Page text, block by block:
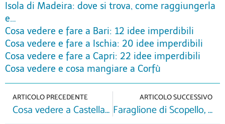
Isola di Madeira: dove si trova, come raggiungerla
e…
Cosa vedere e fare a Bari: 12 idee imperdibili
Cosa vedere e fare a Ischia: 20 idee imperdibili
Cosa vedere e fare a Capri: 22 idee imperdibili
Cosa vedere e cosa mangiare a Corfù
ARTICOLO PRECEDENTE
Cosa vedere a Castellabate: dal borgo al mare
ARTICOLO SUCCESSIVO
Faraglione di Scopello, il fascino dell’antico borgo e della sua Tonnara